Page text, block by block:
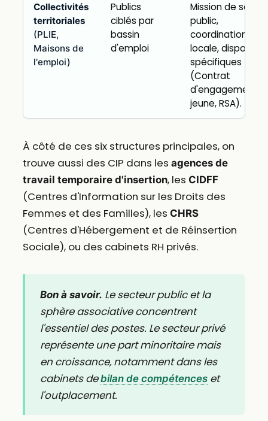
Collectivités
territoriales
(PLIE,
Maisons de
l'emploi)
Publics
ciblés par
bassin
d'emploi
Mission de
public,
coordination
locale, dispositifs
spécifiques
(Contrat
d'engagement
jeune, RSA).
À côté de ces six structures principales, on
trouve aussi des CIP dans les agences de
travail temporaire d'insertion, les CIDFF
(Centres d'Information sur les Droits des
Femmes et des Familles), les CHRS
(Centres d'Hébergement et de Réinsertion
Sociale), ou des cabinets RH privés.
Bon à savoir. Le secteur public et la
sphère associative concentrent
l'essentiel des postes. Le secteur privé
représente une part minoritaire mais
en croissance, notamment dans les
cabinets debilan de compétences et
l'outplacement.